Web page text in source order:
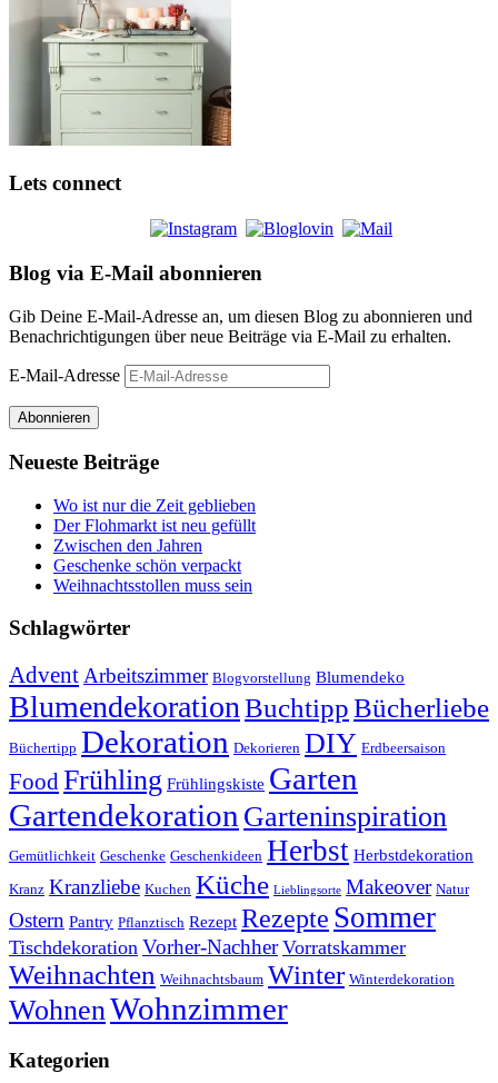
Lets connect
Blog via E-Mail abonnieren
Gib Deine E-Mail-Adresse an, um diesen Blog zu abonnieren und
Benachrichtigungen über neue Beiträge via E-Mail zu erhalten.
E-Mail-Adresse
Abonnieren
Neueste Beiträge
Wo ist nur die Zeit geblieben
Der Flohmarkt ist neu gefüllt
Zwischen den Jahren
Geschenke schön verpackt
Weihnachtsstollen muss sein
Schlagwörter
Advent Arbeitszimmer Blogvorstellung Blumendeko
Blumendekoration BuchtippBücherliebe
Büchertipp Dekoration Dekorieren DIY Erdbeersaison
FoodFrühling Frühlingskiste Garten
Gartendekoration Garteninspiration
Gemütlichkeit Geschenke Geschenkideen Herbst Herbstdekoration
Kranz Kranzliebe Kuchen Küche Lieblingsorte Makeover Natur
Ostern Pantry Pflanztisch Rezept Rezepte Sommer
Tischdekoration Vorher-Nachher Vorratskammer
Weihnachten Weihnachtsbaum Winter Winterdekoration
WohnenWohnzimmer
Kategorien